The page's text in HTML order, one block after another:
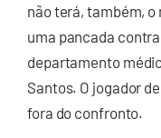
não terá, também,
uma pancada
departamento
Santos. O jogador
fora do confronto.